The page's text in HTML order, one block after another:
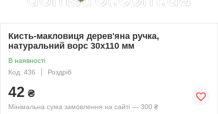
Кисть-макловиця дерев'яна ручка,
натуральний ворс 30х110 мм
В наявності
Код: 436
Роздріб
42 ₴
Мінімальна сума замовлення на сайті — 300 ₴